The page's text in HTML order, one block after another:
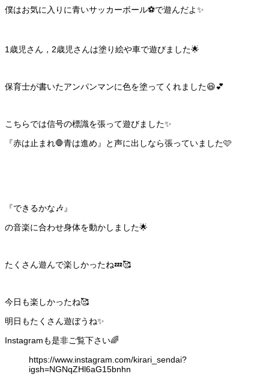
僕はお気に入りに青いサッカーボール⚽️で遊んだよ✨
1歳児さん，2歳児さんは塗り絵や車で遊びました🌟
保育士が書いたアンパンマンに色を塗ってくれました😆💕
こちらでは信号の標識を張って遊びました✨
『赤は止まれ🛑青は進め』と声に出しなら張っていました🩷
『できるかな🎶』
の音楽に合わせ身体を動かしました🌟
たくさん遊んで楽しかったね💤🥰
今日も楽しかったね🥰
明日もたくさん遊ぼうね✨
Instagramも是非ご覧下さい🌈
https://www.instagram.com/kirari_sendai?
igsh=NGNqZHl6aG15bnhn